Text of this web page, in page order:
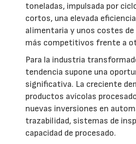
toneladas, impulsada por
cortos, una elevada
alimentaria y unos costes de
más competitivos frente a
Para la industria
tendencia supone una
significativa. La creciente
productos avícolas
nuevas inversiones en
trazabilidad, sistemas de
capacidad de procesado.